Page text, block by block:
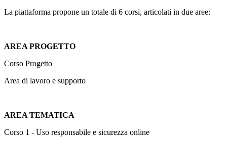
La piattaforma propone un totale di 6 corsi, articolati in due aree:
AREA PROGETTO
Corso Progetto
Area di lavoro e supporto
AREA TEMATICA
Corso 1 - Uso responsabile e sicurezza online